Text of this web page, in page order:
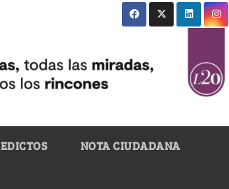
EDICTOS NOTA CIUDADANA